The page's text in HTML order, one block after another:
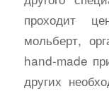
проходит
мольберт,
hand-made
других